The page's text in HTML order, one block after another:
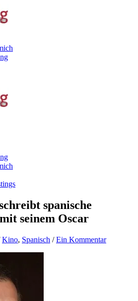
spanische
seinem Oscar
Kino, Spanisch /Ein Kommentar